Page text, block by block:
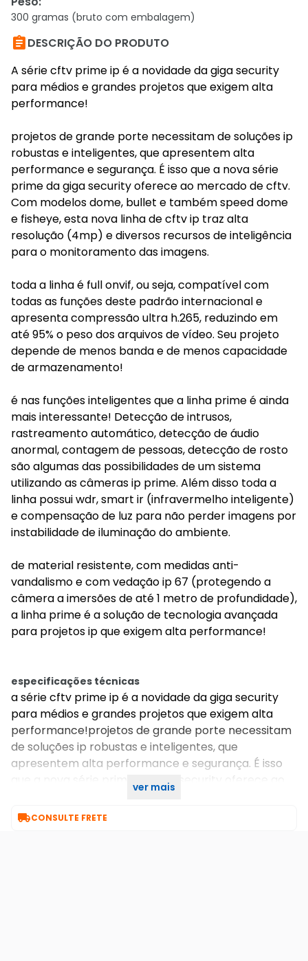
300 gramas (bruto com embalagem)
DESCRIÇÃO DO PRODUTO
A série cftv prime ip é a novidade da giga security
para médios e grandes projetos que exigem alta
performance!
projetos de grande porte necessitam de soluções ip
robustas e inteligentes, que apresentem alta
performance e segurança. É isso que a nova série
prime da giga security oferece ao mercado de cftv.
Com modelos dome, bullet e também speed dome
e fisheye, esta nova linha de cftv ip traz alta
resolução (4mp) e diversos recursos de inteligência
para o monitoramento das imagens.
toda a linha é full onvif, ou seja, compatível com
todas as funções deste padrão internacional e
apresenta compressão ultra h.265, reduzindo em
até 95% o peso dos arquivos de vídeo. Seu projeto
depende de menos banda e de menos capacidade
de armazenamento!
é nas funções inteligentes que a linha prime é ainda
mais interessante! Detecção de intrusos,
rastreamento automático, detecção de áudio
anormal, contagem de pessoas, detecção de rosto
são algumas das possibilidades de um sistema
utilizando as câmeras ip prime. Além disso toda a
linha possui wdr, smart ir (infravermelho inteligente)
e compensação de luz para não perder imagens por
instabilidade de iluminação do ambiente.
de material resistente, com medidas anti-
vandalismo e com vedação ip 67 (protegendo a
câmera a imersões de até 1 metro de profundidade),
a linha prime é a solução de tecnologia avançada
para projetos ip que exigem alta performance!
especificações técnicas
a série cftv prime ip é a novidade da giga security
para médios e grandes projetos que exigem alta
performance!projetos de grande porte necessitam
de soluções ip robustas e inteligentes, que
apresentem alta performance e segurança. É isso
que a nova série prime da giga security oferece ao
ver mais
CONSULTE FRETE